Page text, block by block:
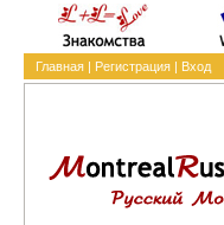
Главная| Регистрация| Вход